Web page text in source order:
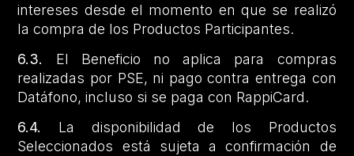
intereses desde el momento en que se realizó
la compra de los Productos Participantes.
6.3.
El Beneficio no aplica para compras
realizadas por PSE, ni pago contra entrega con
Datáfono, incluso si se paga con RappiCard.
6.4.
La disponibilidad de los Productos
Seleccionados está sujeta a confirmación de